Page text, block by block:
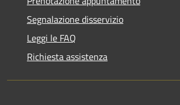
Segnalazione disservizio
Leggi le FAQ
Richiesta assistenza